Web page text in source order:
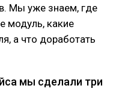
Мы уже знаем, где
модуль, какие
а что доработать
мы сделали три